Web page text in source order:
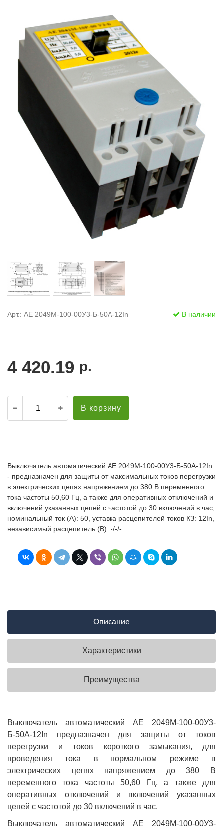
диэлектрические
Стремянки с
Стремянки с
опорой
Ширмы
РЗА (шторы)
Штендеры
Щиты
Арт.: АЕ 2049М-100-00У3-Б-50А-12In В наличии
4 420.19 р.
В корзину
Выключатель автоматический АЕ 2049М-100-00У3-Б-50А-12In
- предназначен для защиты от максимальных токов перегрузки
в электрических цепях напряжением до 380 В переменного
тока частоты 50,60 Гц, а также для оперативных отключений и
включений указанных цепей с частотой до 30 включений в час,
номинальный ток (А): 50, уставка расцепителей токов КЗ: 12In,
независимый расцепитель (В): -/-/-
Описание
Характеристики
Преимущества
Выключатель автоматический АЕ 2049М-100-00У3-
Б-50А-12In предназначен для защиты от токов
перегрузки и токов короткого замыкания, для
проведения тока в нормальном режиме в
электрических цепях напряжением до 380 В
переменного тока частоты 50,60 Гц, а также для
оперативных отключений и включений указанных
цепей с частотой до 30 включений в час.
Выключатель автоматический АЕ 2049М-100-00У3-